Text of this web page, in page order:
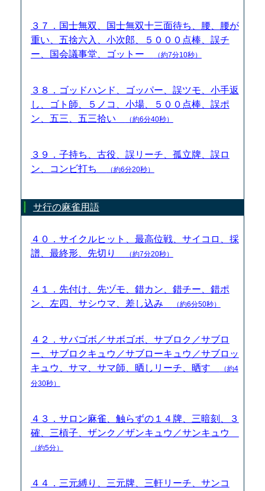
３７．国士無双、国士無双十三面待ち、腰、腰が
重い、五捨六入、小次郎、５０００点棒、誤チ
ー、国会議事堂、ゴットー
（約7分10秒）
３８．ゴッドハンド、ゴッパー、誤ツモ、小手返
し、ゴト師、５ノコ、小場、５００点棒、誤ポ
ン、五三、五三拾い
（約6分40秒）
３９．子持ち、古役、誤リーチ、孤立牌、誤ロ
ン、コンビ打ち
（約6分20秒）
サ行の麻雀用語
４０．サイクルヒット、最高位戦、サイコロ、採
譜、最終形、先切り
（約7分20秒）
４１．先付け、先ヅモ、錯カン、錯チー、錯ポ
ン、左四、サシウマ、差し込み
（約6分50秒）
４２．サバゴボ／サボゴボ、サブロク／サブロ
ー、サブロクキュウ／サブローキュウ／サブロッ
キュウ、サマ、サマ師、晒しリーチ、晒す
（約4
分30秒）
４３．サロン麻雀、触らずの１４牌、三暗刻、３
確、三槓子、ザンク／ザンキュウ／サンキュウ
（約5分）
４４．三元縛り、三元牌、三軒リーチ、サンコ